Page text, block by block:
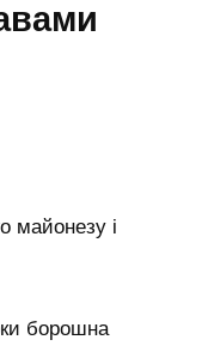
майонезу і
борошна